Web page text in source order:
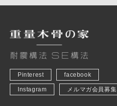
Pinterest facebook
Instagram メルマガ会員募集